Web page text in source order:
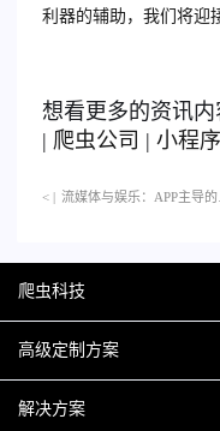
利器的辅助，我们将迎
想看更多的资讯
| 爬虫公司 | 小程
< |
爬虫科技
爬虫案例
关于爬虫
高级定制方案
H5互动营销
解决方案